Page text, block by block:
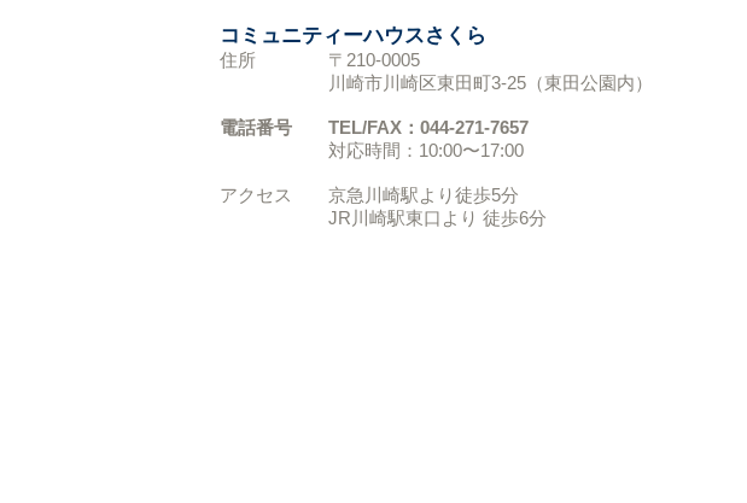
コミュニティーハウスさくら
住所 〒210-0005
川崎市川崎区東田町3-25（東田公園内）
電話番号 TEL/FAX：044-271-7657
対応時間：10:00〜17:00
アクセス 京急川崎駅より徒歩5分
JR川崎駅東口より 徒歩6分